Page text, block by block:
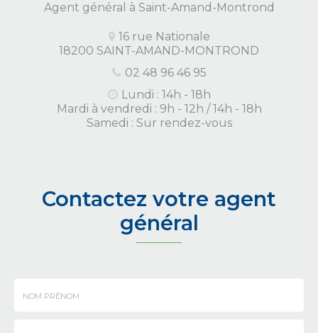
Agent général à Saint-Amand-Montrond
16 rue Nationale
18200 SAINT-AMAND-MONTROND
02 48 96 46 95
Lundi : 14h - 18h
Mardi à vendredi : 9h - 12h / 14h - 18h
Samedi : Sur rendez-vous
Contactez votre agent
général